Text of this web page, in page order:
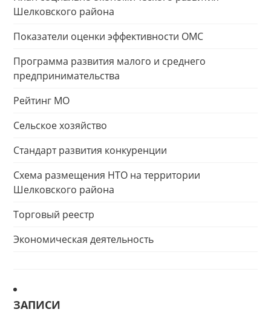
Шелковского района
Показатели оценки эффективности ОМС
Программа развития малого и среднего
предпринимательства
Рейтинг МО
Сельское хозяйство
Стандарт развития конкуренции
Схема размещения НТО на территории
Шелковского района
Торговый реестр
Экономическая деятельность
ЗАПИСИ